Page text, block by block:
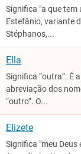
Significa "a que tem
Estefânio, variante
Stéphanos,...
Ella
Significa “outra”. É
abreviação dos
“outro”. O...
Elizete
Significa "meu Deus